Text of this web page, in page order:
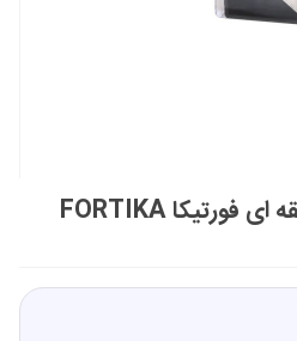
تیغ کاتر 10 عددی ذوزنقه ای فورتیکا FORTIKA